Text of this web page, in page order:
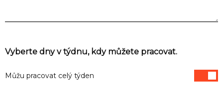
Vyberte dny v týdnu, kdy můžete pracovat.
Můžu pracovat celý týden